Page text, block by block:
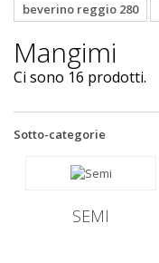
beverino reggio 280
Mangimi
Ci sono 16 prodotti.
Sotto-categorie
SEMI